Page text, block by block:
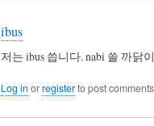
ibus
저는 ibus 씁니다. nabi 쓸 까닭
Log in orregisterto post comments